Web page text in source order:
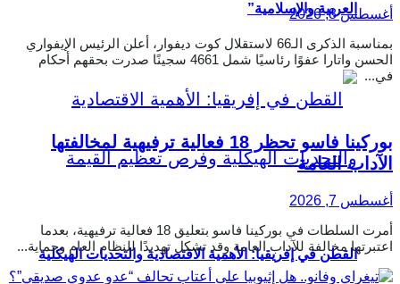
العربية والإسلامية”
القطن في إفريقيا: الأهمية الاقتصادية والتحديات الهيكلية
أغسطس 8, 2026
بمناسبة الذكرى الـ66 لاستقلال كوت ديفوار، أعلن الرئيس الإيفواري
الحسن واتارا عفوًا رئاسيًا شمل 4661 سجينًا صدرت بحقهم أحكام
في...
بوركينا فاسو تحظر 18 فعالية ترفيهية لمخالفتها
الآداب العامة
أغسطس 7, 2026
أمرت السلطات في بوركينا فاسو بتعليق 18 فعالية ترفيهية، بعدما
اعتبرتها مخالفة للآداب العامة وقد تشكل تهديدًا للنظام العام وحماية...